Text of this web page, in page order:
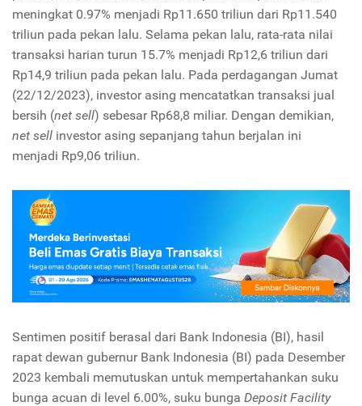
meningkat 0.97% menjadi Rp11.650 triliun dari Rp11.540
triliun pada pekan lalu. Selama pekan lalu, rata-rata nilai
transaksi harian turun 15.7% menjadi Rp12,6 triliun dari
Rp14,9 triliun pada pekan lalu. Pada perdagangan Jumat
(22/12/2023), investor asing mencatatkan transaksi jual
bersih (net sell) sebesar Rp68,8 miliar. Dengan demikian,
net sell investor asing sepanjang tahun berjalan ini
menjadi Rp9,06 triliun.
Sentimen positif berasal dari Bank Indonesia (BI), hasil
rapat dewan gubernur Bank Indonesia (BI) pada Desember
2023 kembali memutuskan untuk mempertahankan suku
bunga acuan di level 6.00%, suku bunga Deposit Facility